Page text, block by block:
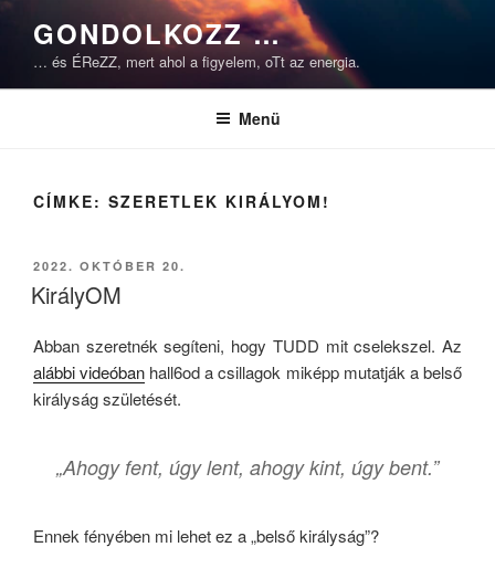
Tartalomhoz
GONDOLKOZZ …
… és ÉReZZ, mert ahol a figyelem, oTt az energia.
Menü
CÍMKE: SZERETLEK KIRÁLYOM!
BEKÜLDVE:
2022. OKTÓBER 20.
KirályOM
Abban szeretnék segíteni, hogy TUDD mit cselekszel. Az
alábbi videóban hall6od a csillagok miképp mutatják a belső
királyság születését.
„Ahogy fent, úgy lent, ahogy kint, úgy bent.”
Ennek fényében mi lehet ez a „belső királyság”?